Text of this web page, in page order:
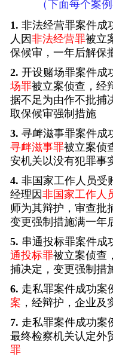
（下面每个案
1. 非法经营罪案件成
人因非法经营罪被立
保候审，一年后解保
2. 开设赌场罪案件成
场罪被立案侦查，经
据不足为由作不批捕
取保候审强制措施
3. 寻衅滋事罪案件成
寻衅滋事罪被立案侦
安机关以没有犯罪事
4. 非国家工作人员受
经理因非国家工作人
师为其辩护，审查批
变更强制措施满一年
5. 串通投标罪案件成
通投标罪被立案侦查
捕决定，变更强制措
6. 走私罪案件成功案
案 ，经辩护，企业及
7. 走私罪案件成功案
最终检察机关认定外
罪